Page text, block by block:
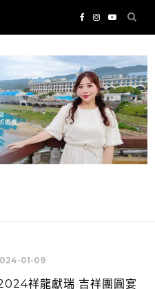
01-09
祥龍獻瑞 吉祥團圓宴